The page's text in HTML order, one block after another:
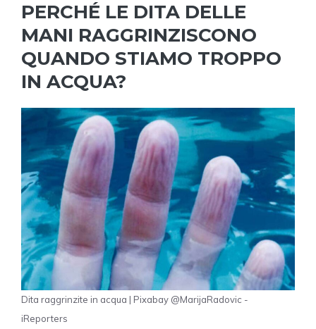
PERCHÉ LE DITA DELLE
MANI RAGGRINZISCONO
QUANDO STIAMO TROPPO
IN ACQUA?
Dita raggrinzite in acqua | Pixabay @MarijaRadovic -
iReporters